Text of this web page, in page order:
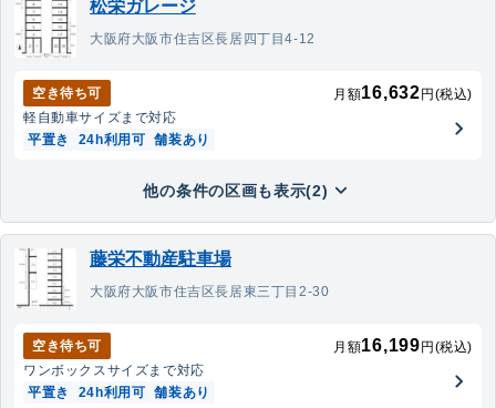
松栄ガレージ
大阪府大阪市住吉区長居四丁目4-12
空き待ち可 月額16,632 円(税込)
軽自動車サイズまで対応
平置き
24h利用可 舗装あり
他の条件の区画も表示(2)
藤栄不動産駐車場
大阪府大阪市住吉区長居東三丁目2-30
空き待ち可 月額16,199 円(税込)
ワンボックスサイズまで対応
平置き
24h利用可 舗装あり